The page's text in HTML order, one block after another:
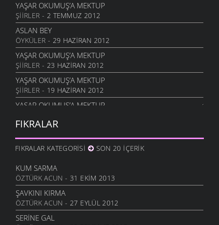
YAŞAR OKUMUŞ’A MEKTUP
ŞIIRLER - 2 TEMMUZ 2012
ASLAN BEY
ÖYKÜLER - 29 HAZIRAN 2012
YAŞAR OKUMUŞ’A MEKTUP
ŞIIRLER - 23 HAZIRAN 2012
YAŞAR OKUMUŞ’A MEKTUP
ŞIIRLER - 19 HAZIRAN 2012
YAŞAR OKUMUŞ’A MEKTUP
YAŞAR OKUMUŞ’A MEKTUP
ŞIIRLER- 2 HAZIRAN 2012
FIKRALAR
FIKRALAR KATEGORISI SON 20 İÇERIK
KUM SARMA
ÖZTÜRK ACUN - 31 EKIM 2013
ŞAVKINI KIRMA
ÖZTÜRK ACUN - 27 EYLÜL 2012
SERINE GAL